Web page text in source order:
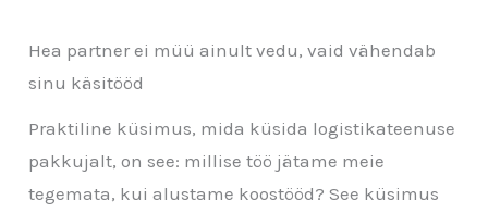
Hea partner ei müü ainult vedu, vaid vähendab
sinu käsitööd
Praktiline küsimus, mida küsida logistikateenuse
pakkujalt, on see: millise töö jätame meie
tegemata, kui alustame koostööd? See küsimus